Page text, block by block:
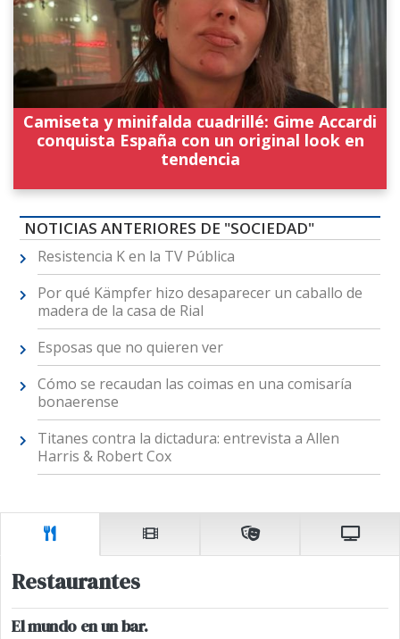
Camiseta y minifalda cuadrillé: Gime Accardi
conquista España con un original look en
tendencia
NOTICIAS ANTERIORES DE "SOCIEDAD"
Resistencia K en la TV Pública
Por qué Kämpfer hizo desaparecer un caballo de
madera de la casa de Rial
Esposas que no quieren ver
Cómo se recaudan las coimas en una comisaría
bonaerense
Titanes contra la dictadura: entrevista a Allen
Harris & Robert Cox
Restaurantes
El mundo en un bar.